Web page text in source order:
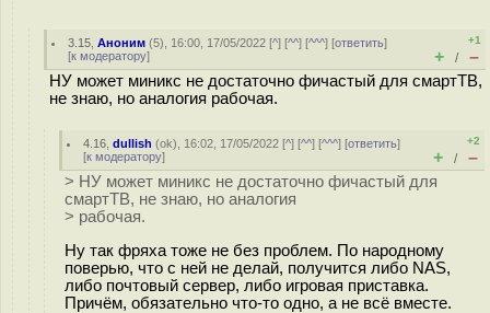
3.15 ,Аноним (5), 16:00, 17/05/2022 [^] [^^] [^^^] [ответить]
[к модератору]
+1
+ / –
НУ может миникс не достаточно фичастый для смартТВ,
не знаю, но аналогия рабочая.
4.16 ,dullish (ok), 16:02, 17/05/2022 [^] [^^] [^^^] [ответить]
[к модератору]
+2
+ / –
> НУ может миникс не достаточно фичастый для
смартТВ, не знаю, но аналогия
> рабочая.
Ну так фряха тоже не без проблем. По народному
поверью, что с ней не делай, получится либо NAS,
либо почтовый сервер, либо игровая приставка.
Причём, обязательно что-то одно, а не всё вместе.